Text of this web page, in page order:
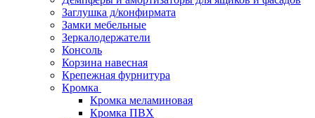
Заглушка д/конфирмата
Замки мебельные
Зеркалодержатели
Консоль
Корзина навесная
Крепежная фурнитура
Кромка
Кромка меламиновая
Кромка ПВХ